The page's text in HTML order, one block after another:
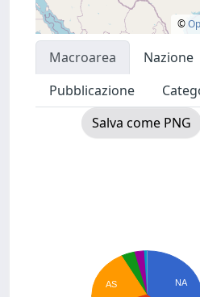
©
Macroarea Nazione
Pubblicazione
Salva come PNG
NA
AS